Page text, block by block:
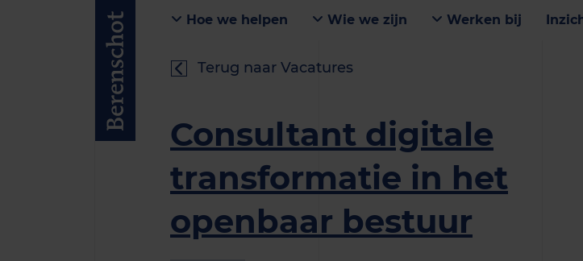
Hoe we helpen Wie we zijn Werken bij
Terug naar Vacatures
Consultant digitale
transformatie in het
openbaar bestuur